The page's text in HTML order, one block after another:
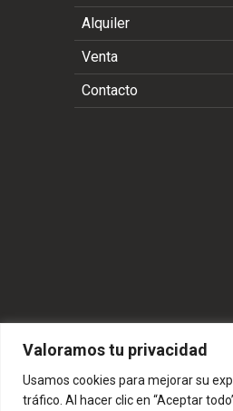
Valoramos tu privacidad
Usamos cookies para mejorar su
tráfico. Al hacer clic en “Aceptar
Alquiler
Venta
Contacto